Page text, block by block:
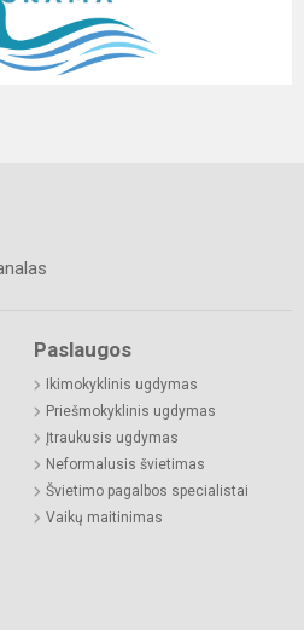
Paslaugos
Ikimokyklinis ugdymas
Priešmokyklinis ugdymas
Įtraukusis ugdymas
Neformalusis švietimas
Švietimo pagalbos specialistai
Vaikų maitinimas